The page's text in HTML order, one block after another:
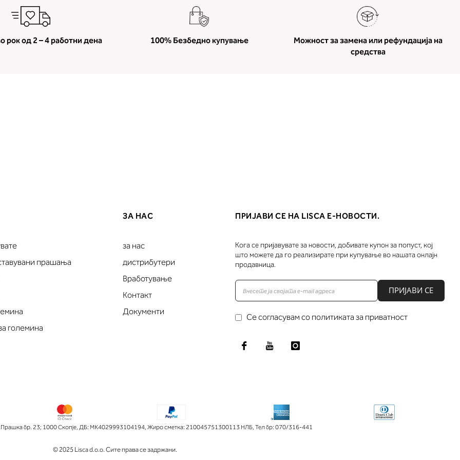
рок од 2 – 4 работни дена 100% Безбедно купување
Можност за замена или рефундација на
средства
прашања
големина
ЗА НАС
за нас
дистрибутери
Вработување
Контакт
Документи
ПРИЈАВИ СЕ НА LISCA Е-НОВОСТИ.
Кога се пријавувате за новости, добивате купон за попуст, кој
што можете да го реализирате при купување во нашата онлајн
продавница.
ПРИЈАВИ СЕ
Се согласувам со политиката за приватност
бр. 23; 1000 Скопје, ДБ: МК4029993104194, Жиро сметка: 210045751300113 НЛБ, Тел бр: 070/316-441
© 2025 Lisca d.o.o. Сите права се задржани.